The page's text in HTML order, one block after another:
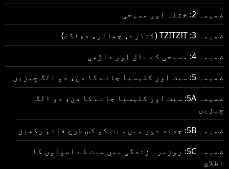
ضمیمہ 2: ختنہ اور مسیحی
ضمیمہ 3: TZITZIT (کنارے، جھالر، دھاگے)
ضمیمہ 4: مسیحی کے بال اور داڑھی
ضمیمہ 5: سبت اور کلیسیا جانے کا دن، دو الگ چیزیں
ضمیمہ 5A: سبت اور کلیسیا جانے کا دن، دو الگ
چیزیں
ضمیمہ 5B: جدید دور میں سبت کو کس طرح قائم رکھیں
ضمیمہ 5C: روزمرہ زندگی میں سبت کے اصولوں کا
اطلاق